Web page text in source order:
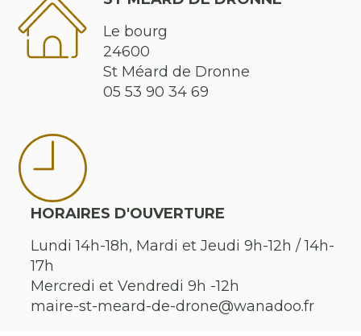
Le bourg
24600
St Méard de Dronne
05 53 90 34 69
HORAIRES D'OUVERTURE
Lundi 14h-18h, Mardi et Jeudi 9h-12h / 14h-
17h
Mercredi et Vendredi 9h -12h
maire-st-meard-de-drone@wanadoo.fr